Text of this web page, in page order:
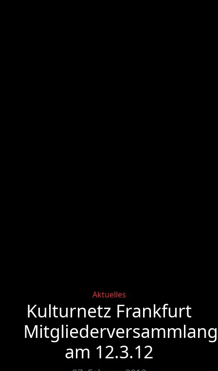
Categories
Aktuelles
Kulturnetz Frankfurt
Mitgliederversammlang
am 12.3.12